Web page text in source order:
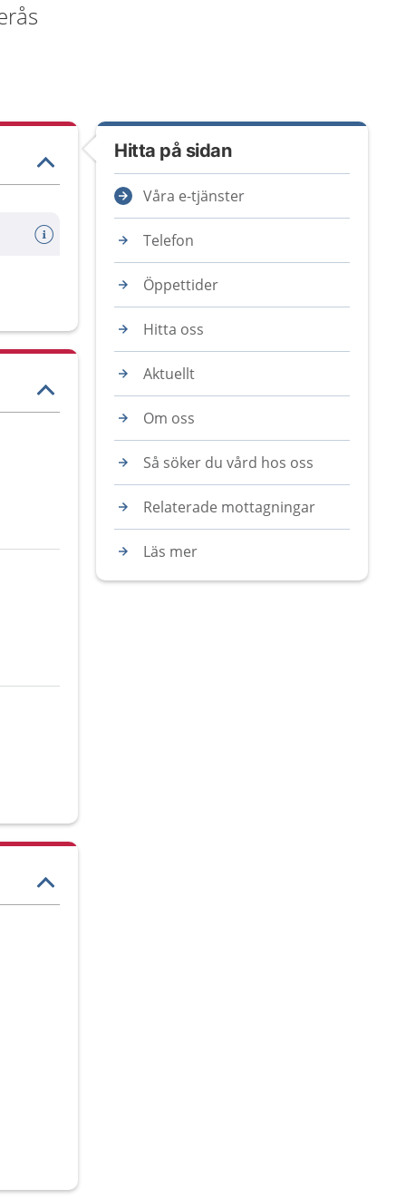
Hitta på sidan
Våra e-tjänster
Telefon
Öppettider
Hitta oss
Aktuellt
Om oss
Så söker du vård hos oss
Relaterade mottagningar
Läs mer